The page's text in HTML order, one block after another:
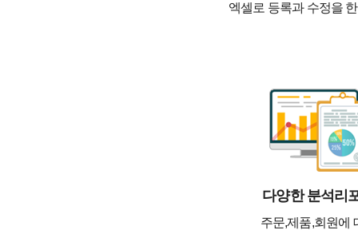
엑셀로 등록과 수정을
다양한 분석리
주문,제품,회원에